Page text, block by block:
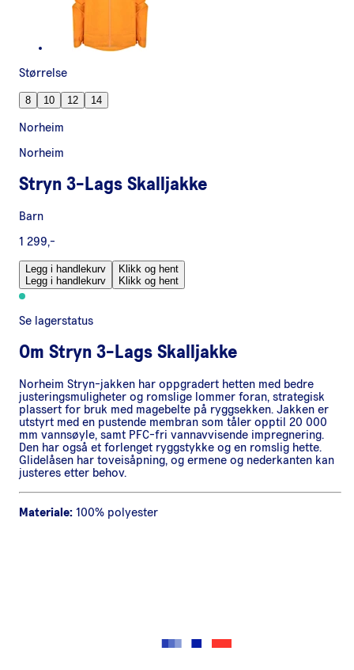
Størrelse
8 10 12 14
Norheim
Norheim
Stryn 3-Lags Skalljakke
Barn
1 299,-
Legg i handlekurv
Legg i handlekurv
Klikk og hent
Klikk og hent
Se lagerstatus
Om Stryn 3-Lags Skalljakke
Norheim Stryn-jakken har oppgradert hetten med bedre
justeringsmuligheter og romslige lommer foran, strategisk
plassert for bruk med magebelte på ryggsekken. Jakken er
utstyrt med en pustende membran som tåler opptil 20 000
mm vannsøyle, samt PFC-fri vannavvisende impregnering.
Den har også et forlenget ryggstykke og en romslig hette.
Glidelåsen har toveisåpning, og ermene og nederkanten kan
justeres etter behov.
Materiale: 100% polyester